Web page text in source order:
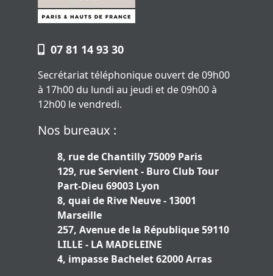
07 81 14 93 30
Secrétariat téléphonique ouvert de 09h00
à 17h00 du lundi au jeudi et de 09h00 à
12h00 le vendredi.
Nos bureaux :
8, rue de Chantilly 75009 Paris
129, rue Servient - Buro Club Tour
Part-Dieu 69003 Lyon
8, quai de Rive Neuve - 13001
Marseille
257, Avenue de la République 59110
LILLE - LA MADELEINE
4, impasse Bachelet 62000 Arras